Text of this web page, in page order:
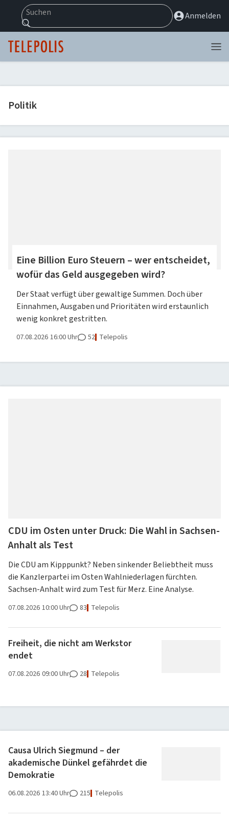
Suchen
Anmelden
Menü
Politik
Eine Billion Euro Steuern – wer entscheidet,
wofür das Geld ausgegeben wird?
Der Staat verfügt über gewaltige Summen. Doch über
Einnahmen, Ausgaben und Prioritäten wird erstaunlich
wenig konkret gestritten.
07.08.2026 16:00 Uhr 52 Telepolis
CDU im Osten unter Druck: Die Wahl in Sachsen-
Anhalt als Test
Die CDU am Kipppunkt? Neben sinkender Beliebtheit muss
die Kanzlerpartei im Osten Wahlniederlagen fürchten.
Sachsen-Anhalt wird zum Test für Merz. Eine Analyse.
07.08.2026 10:00 Uhr 83 Telepolis
Freiheit, die nicht am Werkstor
endet
07.08.2026 09:00 Uhr 28 Telepolis
Causa Ulrich Siegmund – der
akademische Dünkel gefährdet die
Demokratie
06.08.2026 13:40 Uhr 215 Telepolis